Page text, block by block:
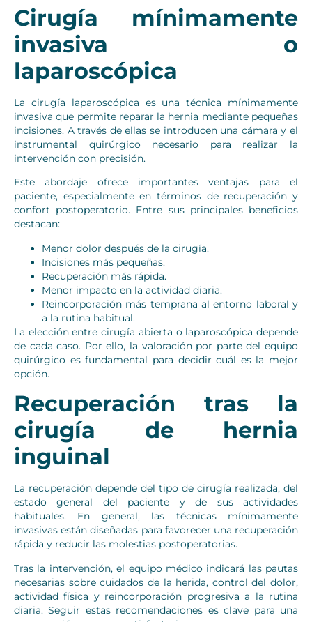
Cirugía mínimamente
invasiva o
laparoscópica
La cirugía laparoscópica es una técnica mínimamente
invasiva que permite reparar la hernia mediante pequeñas
incisiones. A través de ellas se introducen una cámara y el
instrumental quirúrgico necesario para realizar la
intervención con precisión.
Este abordaje ofrece importantes ventajas para el
paciente, especialmente en términos de recuperación y
confort postoperatorio. Entre sus principales beneficios
destacan:
Menor dolor después de la cirugía.
Incisiones más pequeñas.
Recuperación más rápida.
Menor impacto en la actividad diaria.
Reincorporación más temprana al entorno laboral y
a la rutina habitual.
La elección entre cirugía abierta o laparoscópica depende
de cada caso. Por ello, la valoración por parte del equipo
quirúrgico es fundamental para decidir cuál es la mejor
opción.
Recuperación tras la
cirugía de hernia
inguinal
La recuperación depende del tipo de cirugía realizada, del
estado general del paciente y de sus actividades
habituales. En general, las técnicas mínimamente
invasivas están diseñadas para favorecer una recuperación
rápida y reducir las molestias postoperatorias.
Tras la intervención, el equipo médico indicará las pautas
necesarias sobre cuidados de la herida, control del dolor,
actividad física y reincorporación progresiva a la rutina
diaria. Seguir estas recomendaciones es clave para una